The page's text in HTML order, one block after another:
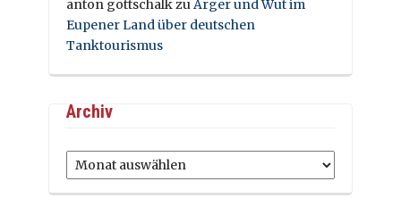
anton gottschalkzuÄrger und Wut im
Eupener Land über deutschen
Tanktourismus
Archiv
Archiv